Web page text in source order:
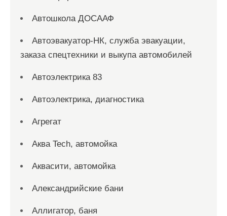
Автошкола ДОСААФ
Автоэвакуатор-НК, служба эвакуации,
заказа спецтехники и выкупа автомобилей
Автоэлектрика 83
Автоэлектрика, диагностика
Агрегат
Аква Tech, автомойка
Аквасити, автомойка
Александрийские бани
Аллигатор, баня